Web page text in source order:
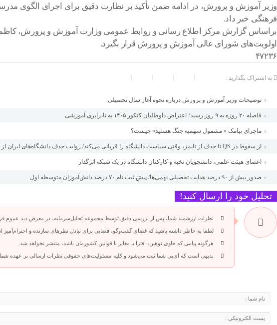
وزیر آموزش و پرورش، در ادامه ضمن تأکید بر نظارت دقیق برای اجرای الگوی
فرهنگی خبر داد.
براساس گزارش مرکز اطلاع رسانی و روابط عمومی وزارت آموزش و پرورش،
اولویت‌های شورای عالی آموزش و پرورش قرار بگیرد.
۴۷۲۳۶
به اشتراک بگذارید :
توضیحات وزیر آموزش و پرورش درباره نحوه آغاز سال تحصیلی
فاصله ۲۰ روزه به ۹ روز رسید؛ اعتراض داوطلبان کنکور ۱۴۰۵ به نابرابری آموزشی
ماجرای پیامک « مشمول سهمیه جنگ هستید» چیست؟
از سقوط در QS تا حذف از تایمز، وقتی سیاست دانشگاه را قربانی می‌کند/ روایت حذف دانشگاه‌های ایران از رتبه‌بندی‌های جهانی
اعضای هیئت علمی، دانشجویان نخبه و کارکنان دانشگاه در یک شبکه‌ اثرگذار
صدور بیش از ۹۰ درصد هدایت تحصیلی نهمی‌ها/ پیش ثبت نام ۷۰ درصد دانش‌آموزان متوسطه اول
تحلیل خود را ارسال کنید!
نظرات ارزشمند شما، پس از بررسی دقیق توسط مجموعه تحلیل‌سرمایه، در معرض دید عموم
لطفا به خاطر داشته باشید که فضای گفت‌وگو، فضایی برای تبادل نظرهای سازنده و احترام‌آمیز
هرگونه پیامی که حاوی توهین، افترا یا مغایر با قوانین کشورمان باشد، منتشر نخواهد شد.
بدیهی است که آی‌پی شما ثبت می‌شود و کلیه مسئولیت‌های حقوقی نظرات ارسالی بر عهده شما